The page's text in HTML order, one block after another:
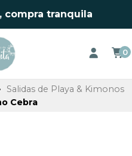
compra tranquila
0
Salidas de Playa & Kimonos
Cebra